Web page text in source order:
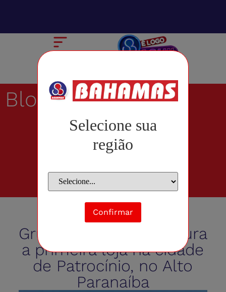
Selecione sua
região
Confirmar
Blog
setembro 5, 2018
Grupo Bahamas inaugura
a primeira loja na cidade
de Patrocínio, no Alto
Paranaíba